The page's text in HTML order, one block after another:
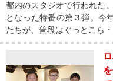
都内のスタジオで行われた
となった特番の第３弾。今
たちが、普段はぐっとこら・